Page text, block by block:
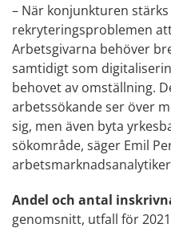
– När konjunkturen
rekryteringsproblemen
Arbetsgivarna behöver
samtidigt som
behovet av omställning.
arbetssökande ser över
sig, men även byta
sökområde, säger Emil
Andel och antal
genomsnitt, utfall för